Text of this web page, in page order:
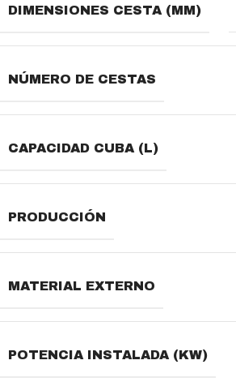
DIMENSIONES CESTA (MM)
NÚMERO DE CESTAS
CAPACIDAD CUBA (L)
PRODUCCIÓN
MATERIAL EXTERNO
POTENCIA INSTALADA (KW)